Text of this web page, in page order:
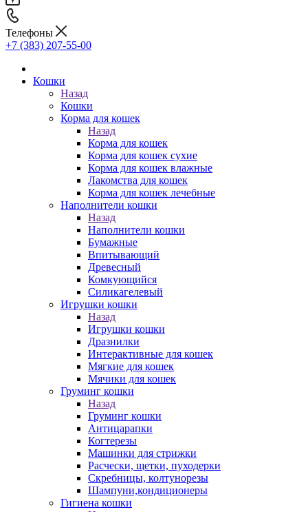
Телефоны
+7 (383) 207-55-00
Кошки
Назад
Кошки
Корма для кошек
Назад
Корма для кошек
Корма для кошек сухие
Корма для кошек влажные
Лакомства для кошек
Корма для кошек лечебные
Наполнители кошки
Назад
Наполнители кошки
Бумажные
Впитывающий
Древесный
Комкующийся
Силикагелевый
Игрушки кошки
Назад
Игрушки кошки
Дразнилки
Интерактивные для кошек
Мягкие для кошек
Мячики для кошек
Груминг кошки
Назад
Груминг кошки
Антицарапки
Когтерезы
Машинки для стрижки
Расчески, щетки, пуходерки
Скребницы, колтунорезы
Шампуни,кондиционеры
Гигиена кошки